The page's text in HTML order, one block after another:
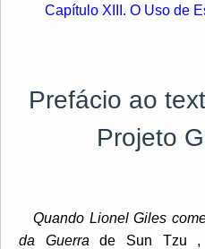
Capítulo XIII. O Uso de
Prefácio ao
Projeto
Quando Lionel Giles
da Guerra de Sun Tzu ,